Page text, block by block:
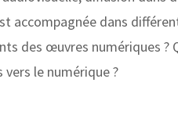
accompagnée dans
des œuvres numériques ?
le numérique ?